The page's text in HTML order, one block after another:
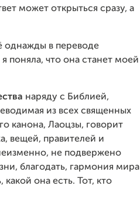
может открыться сразу, а
однажды в переводе
поняла, что она станет моей
наряду с Библией,
из всех священных
канона, Лаоцзы, говорит
вещей, правителей и
не подвержено
благодать, гармония мира
она есть. Тот, кто